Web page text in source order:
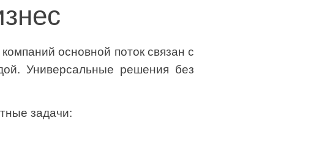
основной поток связан с
Универсальные решения без
задачи: